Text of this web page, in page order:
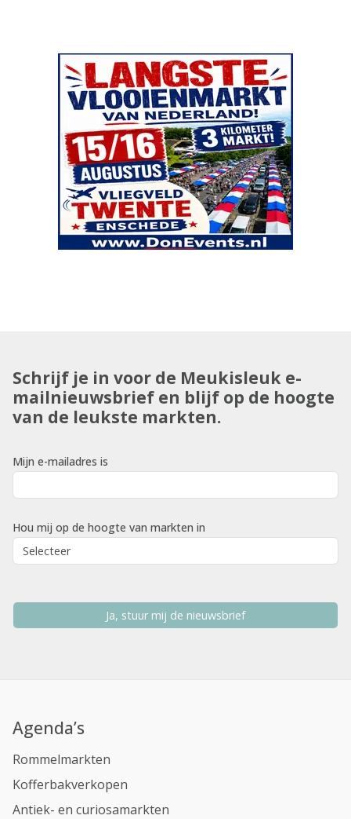
Schrijf je in voor de Meukisleuk e-
mailnieuwsbrief en blijf op de hoogte
van de leukste markten.
Mijn e-mailadres is
Hou mij op de hoogte van markten in
Ja, stuur mij de nieuwsbrief
Agenda’s
Rommelmarkten
Kofferbakverkopen
Antiek- en curiosamarkten